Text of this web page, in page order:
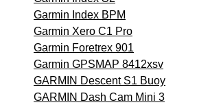
Garmin Index BPM
Garmin Xero C1 Pro
Garmin Foretrex 901
Garmin GPSMAP 8412xsv
GARMIN Descent S1 Buoy
GARMIN Dash Cam Mini 3